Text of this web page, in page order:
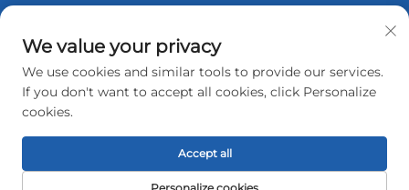
Autorská práva © 2026 Suzhou Sweep Electric Appliance
Co.，Ltd. Všechna práva vyhrazena. - Zásady ochrany
We value your privacy
We use cookies and similar tools to provide our services.
If you don't want to accept all cookies, click Personalize
cookies.
Accept all